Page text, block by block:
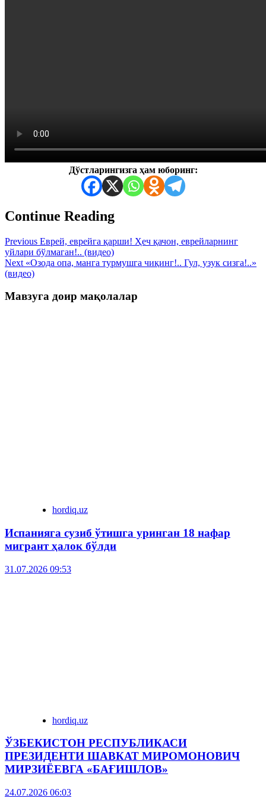
Дўстларингизга ҳам юборинг:
Continue Reading
Previous Еврей, еврейга қарши! Ҳеч қачон, еврейларнинг
уйлари бўлмаган!.. (видео)
Next «Озода опа, манга турмушга чиқинг!.. Гул, узук сизга!..»
(видео)
Мавзуга доир мақолалар
hordiq.uz
Испанияга сузиб ўтишга уринган 18 нафар
мигрант ҳалок бўлди
31.07.2026 09:53
hordiq.uz
ЎЗБЕКИСТОН РЕСПУБЛИКАСИ
ПРЕЗИДЕНТИ ШАВКАТ МИРОМОНОВИЧ
МИРЗИЁЕВГА «БАҒИШЛОВ»
24.07.2026 06:03